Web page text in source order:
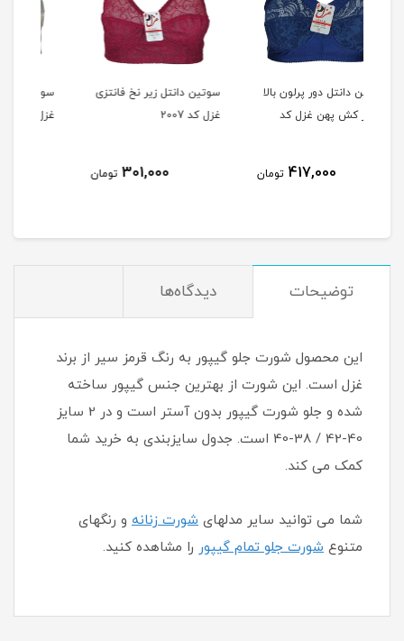
سوتین دانتل زیر نخ فانتزی
غزل کد 2007
301,000
سوتین دانتل زیر نخ فانتزی
غزل کد 2009
301,000
توضیحات دیدگاه‌ها
این محصول شورت جلو گیپور به رنگ قرمز سیر از برند
غزل است. این شورت از بهترین جنس گیپور ساخته
شده و جلو شورت گیپور بدون آستر است و در 2 سایز
40-42 / 38-40 است. جدول سایزبندی به خرید شما
کمک می کند.
شما می توانید سایر مدلهای شورت زنانه و رنگهای
متنوع شورت جلو تمام گیپور را مشاهده کنید.